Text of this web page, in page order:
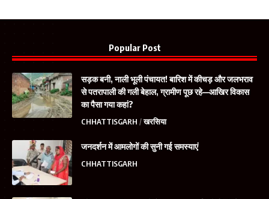
Popular Post
सड़क बनी, नाली भूली पंचायत! बारिश में कीचड़ और जलभराव
से पतरापाली की गली बेहाल, ग्रामीण पूछ रहे—आखिर विकास
का पैसा गया कहां?
CHHATTISGARH खरसिया
जनदर्शन में आमलोगों की सुनी गई समस्याएं
CHHATTISGARH